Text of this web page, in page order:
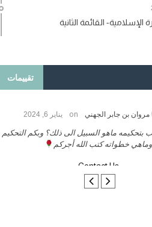
الإسلامية- القائمة الثانية
تقييمات
مروان بن جابر الجهني on يناير 6, 2024
ماهو السبيل الى ذلك؟ وبكم التحكيم
وماهي خطواته كتب الله أجركم
Contact Us